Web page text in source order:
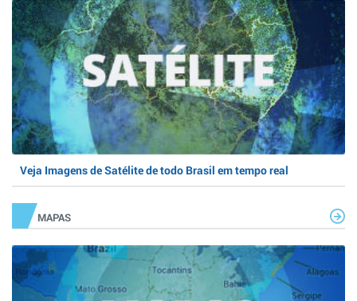
Veja Imagens de Satélite de todo Brasil em tempo real
MAPAS